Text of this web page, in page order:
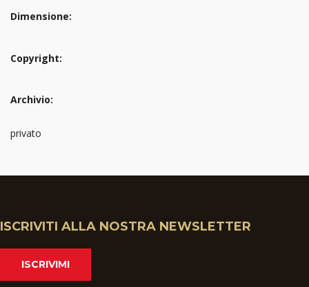
Dimensione:
Copyright:
Archivio:
privato
ISCRIVITI ALLA NOSTRA NEWSLETTER
ISCRIVIMI